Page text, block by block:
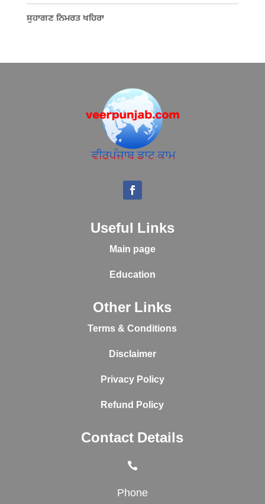
ਸੁਹਾਗਣ ਨਿਮਰਤ ਖਹਿਰਾ
Useful Links
Main page
Education
Other Links
Terms & Conditions
Disclaimer
Privacy Policy
Refund Policy
Contact Details

Phone